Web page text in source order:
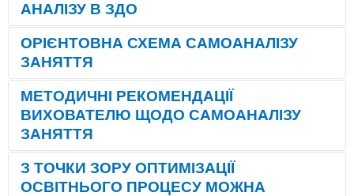
АНАЛІЗУ В ЗДО
ОРІЄНТОВНА СХЕМА САМОАНАЛІЗУ
ЗАНЯТТЯ
МЕТОДИЧНІ РЕКОМЕНДАЦІЇ
ВИХОВАТЕЛЮ ЩОДО САМОАНАЛІЗУ
ЗАНЯТТЯ
З ТОЧКИ ЗОРУ ОПТИМІЗАЦІЇ
ОСВІТНЬОГО ПРОЦЕСУ МОЖНА